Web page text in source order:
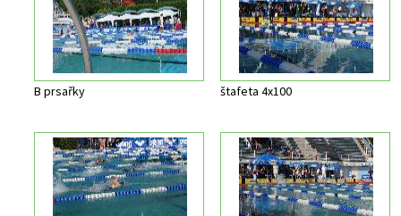
B prsařky štafeta 4x100